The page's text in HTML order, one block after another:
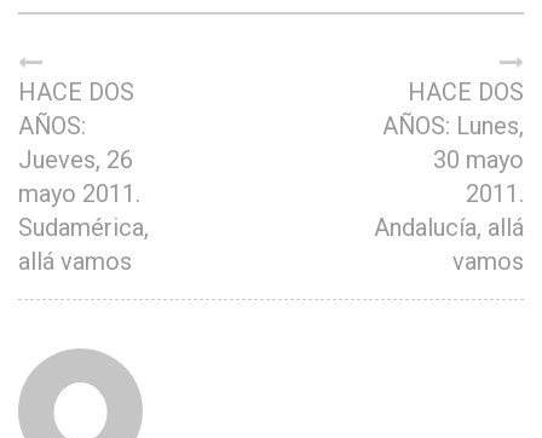
HACE DOS
AÑOS:
Jueves, 26
mayo 2011.
Sudamérica,
allá vamos
HACE DOS
AÑOS: Lunes,
30 mayo
2011.
Andalucía, allá
vamos